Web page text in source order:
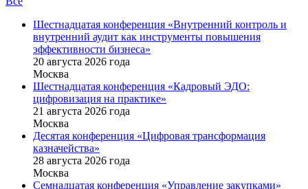
Шестнадцатая конференция «Внутренний контроль и
внутренний аудит как инструменты повышения
эффективности бизнеса»
20 августа 2026 года
Москва
Шестнадцатая конференция «Кадровый ЭДО:
цифровизация на практике»
21 августа 2026 года
Москва
Десятая конференция «Цифровая трансформация
казначейства»
28 августа 2026 года
Москва
Семнадцатая конференция «Управление закупками»